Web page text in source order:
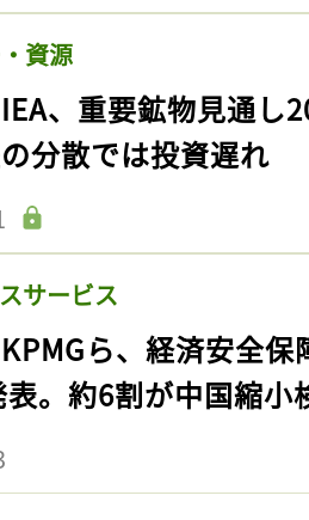
資源
IEA、重要鉱物見通
分散では投資遅れ
サービス
KPMGら、経済安全
。約6割が中国縮小
をお気に入りに
ログインが必
ログイン